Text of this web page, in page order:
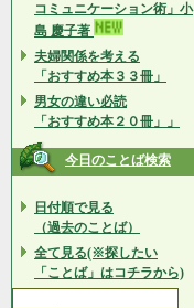
コミュニケーション術」小
島 慶子著
夫婦関係を考える
「おすすめ本３３冊」
男女の違い必読
「おすすめ本２０冊」」
今日のことば検索
日付順で見る
（過去のことば）
全て見る(※探したい
「ことば」はコチラから)